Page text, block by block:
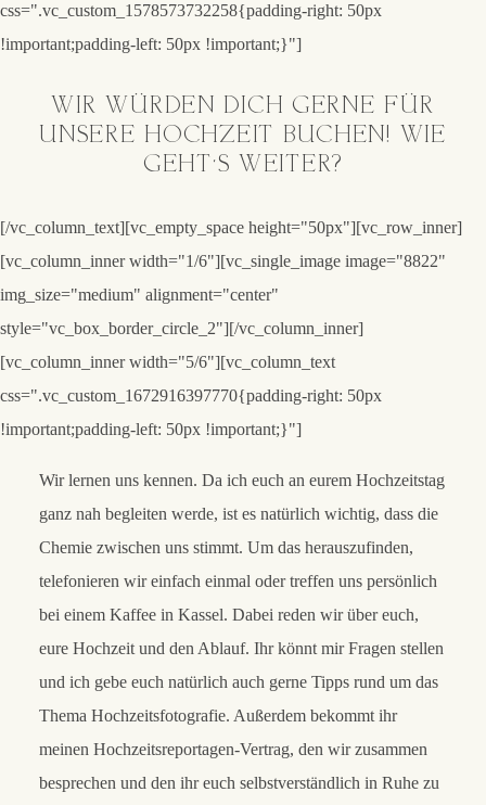
css=".vc_custom_1578573732258{padding-right: 50px
!important;padding-left: 50px !important;}"]
WIR WÜRDEN DICH GERNE FÜR
UNSERE HOCHZEIT BUCHEN! WIE
GEHT‘S WEITER?
[/vc_column_text][vc_empty_space height="50px"][vc_row_inner]
[vc_column_inner width="1/6"][vc_single_image image="8822"
img_size="medium" alignment="center"
style="vc_box_border_circle_2"][/vc_column_inner]
[vc_column_inner width="5/6"][vc_column_text
css=".vc_custom_1672916397770{padding-right: 50px
!important;padding-left: 50px !important;}"]
Wir lernen uns kennen. Da ich euch an eurem Hochzeitstag
ganz nah begleiten werde, ist es natürlich wichtig, dass die
Chemie zwischen uns stimmt. Um das herauszufinden,
telefonieren wir einfach einmal oder treffen uns persönlich
bei einem Kaffee in Kassel. Dabei reden wir über euch,
eure Hochzeit und den Ablauf. Ihr könnt mir Fragen stellen
und ich gebe euch natürlich auch gerne Tipps rund um das
Thema Hochzeitsfotografie. Außerdem bekommt ihr
meinen Hochzeitsreportagen-Vertrag, den wir zusammen
besprechen und den ihr euch selbstverständlich in Ruhe zu